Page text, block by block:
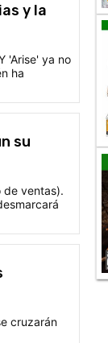
y la
'Arise' ya no
ha
su
de ventas).
cruzarán